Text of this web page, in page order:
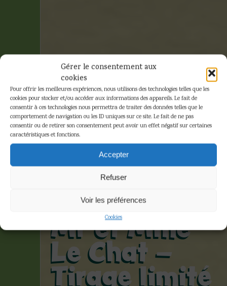
Gérer le consentement aux
cookies
Pour offrir les meilleures expériences, nous utilisons des technologies telles que les
cookies pour stocker et/ou accéder aux informations des appareils. Le fait de
consentir à ces technologies nous permettra de traiter des données telles que le
comportement de navigation ou les ID uniques sur ce site. Le fait de ne pas
consentir ou de retirer son consentement peut avoir un effet négatif sur certaines
caractéristiques et fonctions.
Accepter
Refuser
Voir les préférences
Cookies
Geluck,
Philippe –
Sérigraphie
Mr et Mme
Le Chat –
Tirage limité